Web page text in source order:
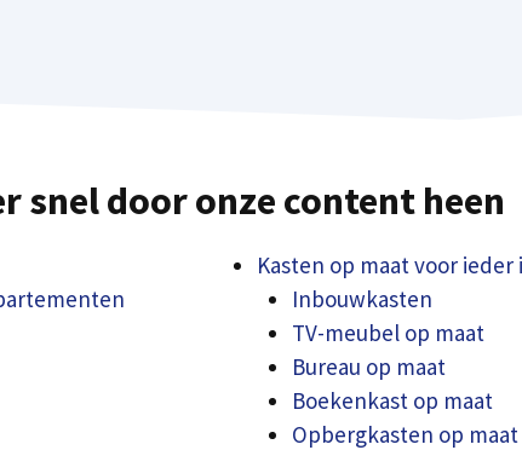
snel door onze content heen
Kasten op maat voor
Inbouwkasten
TV-meubel op maat
Bureau op maat
Boekenkast op maat
Opbergkasten op maat